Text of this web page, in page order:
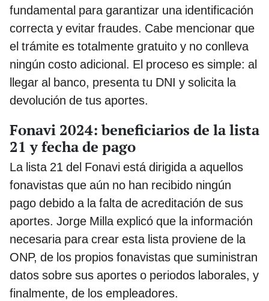
fundamental para garantizar una identificación
correcta y evitar fraudes. Cabe mencionar que
el trámite es totalmente gratuito y no conlleva
ningún costo adicional. El proceso es simple: al
llegar al banco, presenta tu DNI y solicita la
devolución de tus aportes.
Fonavi 2024: beneficiarios de la lista
21 y fecha de pago
La lista 21 del Fonavi está dirigida a aquellos
fonavistas que aún no han recibido ningún
pago debido a la falta de acreditación de sus
aportes. Jorge Milla explicó que la información
necesaria para crear esta lista proviene de la
ONP, de los propios fonavistas que suministran
datos sobre sus aportes o periodos laborales, y
finalmente, de los empleadores.